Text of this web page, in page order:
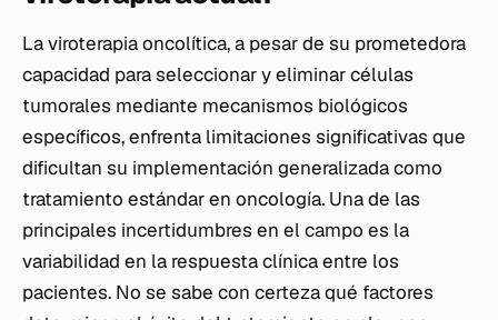
La viroterapia oncolítica, a pesar de su prometedora
capacidad para seleccionar y eliminar células
tumorales mediante mecanismos biológicos
específicos, enfrenta limitaciones significativas que
dificultan su implementación generalizada como
tratamiento estándar en oncología. Una de las
principales incertidumbres en el campo es la
variabilidad en la respuesta clínica entre los
pacientes. No se sabe con certeza qué factores